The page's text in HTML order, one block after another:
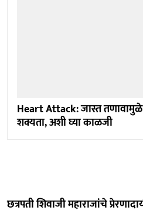
Heart Attack: जास्त तणावामुळे
शक्यता, अशी घ्या काळजी
छत्रपती शिवाजी महाराजांचे